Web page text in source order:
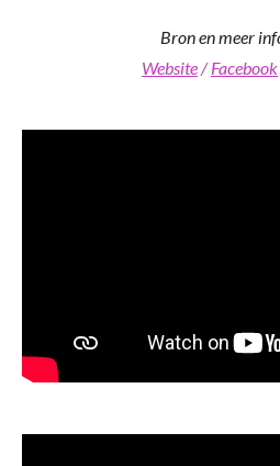
Bron en meer
Website /Facebook